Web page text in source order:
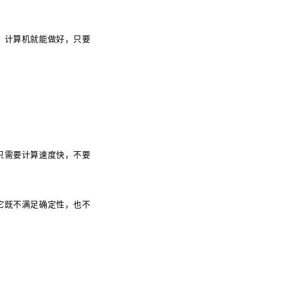
计算机就能做好，只要
需要计算速度快，不要
既不满足确定性，也不